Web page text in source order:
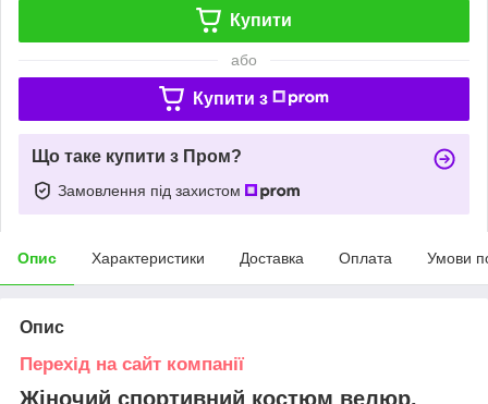
Купити
або
Купити з
Що таке купити з Пром?
Замовлення під захистом
Опис Характеристики Доставка Оплата Умови
Опис
Перехід на сайт компанії
Жіночий спортивний костюм велюр.